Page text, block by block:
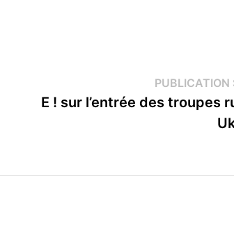
PUBLICATION
E ! sur l’entrée des troupes